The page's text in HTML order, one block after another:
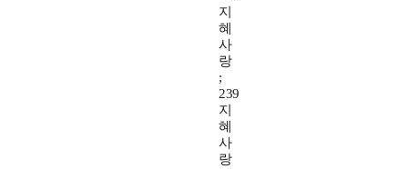
지
혜
사
랑
;
239
지
혜
사
랑